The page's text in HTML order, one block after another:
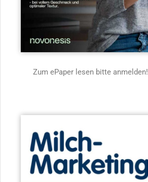
Zum ePaper lesen bitte anmelden!